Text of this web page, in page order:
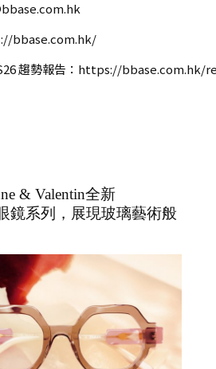
bbase.com.hk/
趨勢報告： https://bbase.com.hk/
& Valentin全新
鏡系列，展現玻璃藝術般